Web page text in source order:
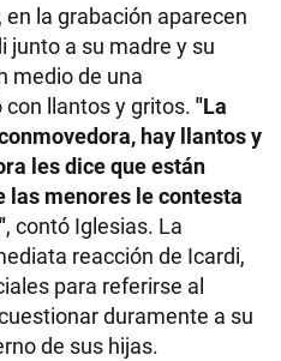
la grabación aparecen
junto a su madre y su
medio de una
llantos y gritos. "La
hay llantos y
les dice que están
las menores le contesta
, contó Iglesias. La
reacción de Icardi,
para referirse al
duramente a su
de sus hijas.